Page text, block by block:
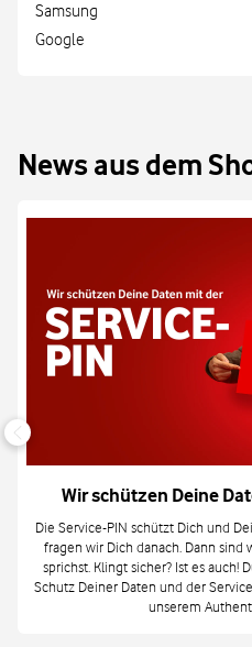
Samsung
Google
News aus dem
Wir schützen Deine
Die Service-PIN schützt Dich und
fragen wir Dich danach. Dann sind
sprichst. Klingt sicher? Ist es auch!
Schutz Deiner Daten und der
unserem